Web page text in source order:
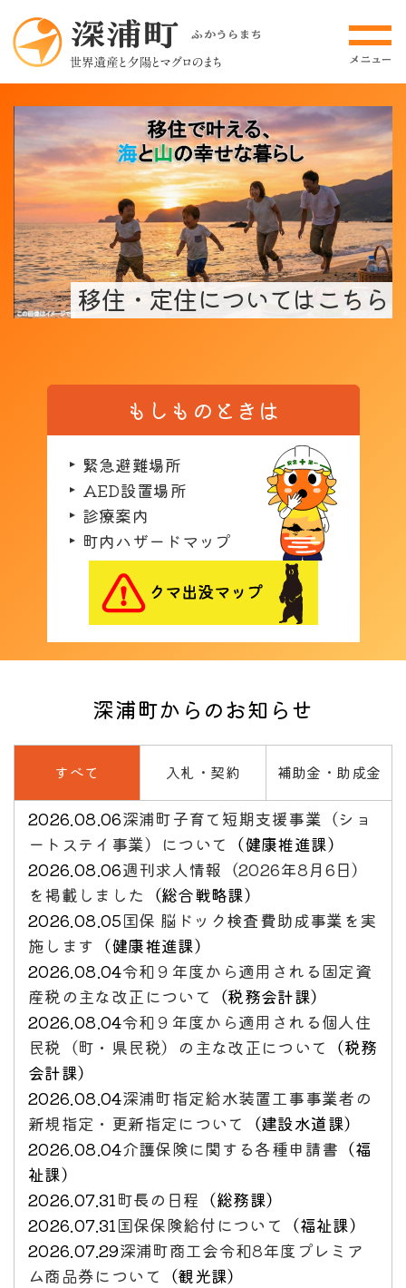
移住・定住についてはこちら
もしものときは
緊急避難場所
AED設置場所
診療案内
町内ハザードマップ
深浦町からのお知らせ
すべて 入札・契約 補助金・助成金
2026.08.06深浦町子育て短期支援事業（ショ
ートステイ事業）について （健康推進課）
2026.08.06週刊求人情報（2026年8月6日）
を掲載しました （総合戦略課）
2026.08.05国保 脳ドック検査費助成事業を実
施します （健康推進課）
2026.08.04令和９年度から適用される固定資
産税の主な改正について （税務会計課）
2026.08.04令和９年度から適用される個人住
民税（町・県民税）の主な改正について （税務
会計課）
2026.08.04深浦町指定給水装置工事事業者の
新規指定・更新指定について
（建設水道課）
2026.08.04介護保険に関する各種申請書 （福
祉課）
2026.07.31町長の日程 （総務課）
2026.07.31国保保険給付について （福祉課）
2026.07.29深浦町商工会令和8年度プレミア
ム商品券について （観光課）